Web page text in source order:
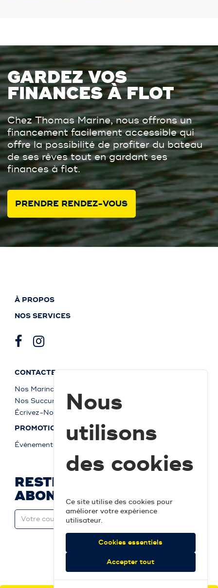
GARDEZ VOS
FINANCES À FLOT
Chez Thomas Marine, nous offrons un
financement facilement accessible qui
offre la possibilité de profiter du bateau
de ses rêves tout en gardant ses
finances à flot.
PRENDRE RENDEZ-VOUS
À PROPOS
NOS SERVICES
CONTACTEZ-NOUS
Nos Marinas
Nos Succursales
Écrivez-Nous
PROMOTIONS
Événements
RESTEZ À JOUR ET
ABONNEZ-VOUS
Nous
utilisons
des cookies
Ce site utilise des cookies pour
améliorer votre expérience
utilisateur.
Cookies essentiels
Accepter tout